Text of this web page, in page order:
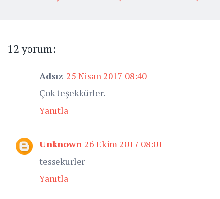
12 yorum:
Adsız 25 Nisan 2017 08:40
Çok teşekkürler.
Yanıtla
Unknown 26 Ekim 2017 08:01
tessekurler
Yanıtla